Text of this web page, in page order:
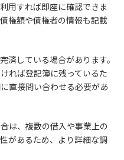
用すれば即座に確認できま
権額や債権者の情報も記載
済している場合があります。
れば登記簿に残っているた
直接問い合わせる必要があ
は、複数の借入や事業上の
があるため、より詳細な調